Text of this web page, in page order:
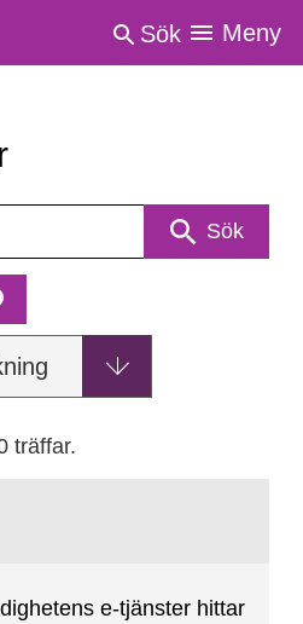
Sök Meny
Sök
träffar.
e-tjänster hittar